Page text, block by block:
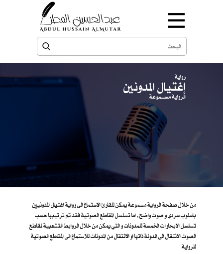
رواية
إغتيال المدونين
الرواية مســـموعة
من خلال صفحة الرواية مسموعة يمكن للقارئ الاستماع الى رواية اغتيال المدونيين
باسلوب سردي و صوت واضح , اما تسلسل المقاطع الصوتية فقد تم ترتيبها حسب
تسلسل الابحارات الخمسة للمدونات و التي يمكن من خلال الروابط التشعبية لمقاطع
الصوت الانتقال الى المدونة ذاتها او الانتقال من المدونات للاستماع الى المقاطع الصوتية
للرواية